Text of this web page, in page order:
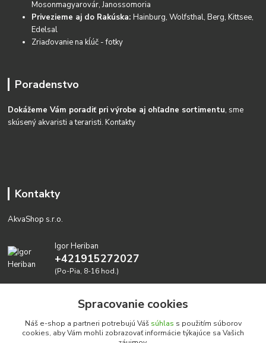
Mosonmagyarovár, Janossomoria
Privezieme aj do Rakúska:Hainburg, Wolfsthal, Berg, Kittsee,
Edelsal
Zriaďovanie na kĺúč - fotky
Poradenstvo
Dokážeme Vám poradiť pri výrobe aj ohľadne sortimentu, sme
skúsený akvaristi a teraristi.Kontakty
Kontakty
AkvaShop s.r.o.
Igor Heriban
+421915272027
(Po-Pia, 8-16 hod.)
Spracovanie cookies
Náš e-shop a partneri potrebujú Váš súhlas s použitím súborov
cookies, aby Vám mohli zobrazovať informácie týkajúce sa Vašich